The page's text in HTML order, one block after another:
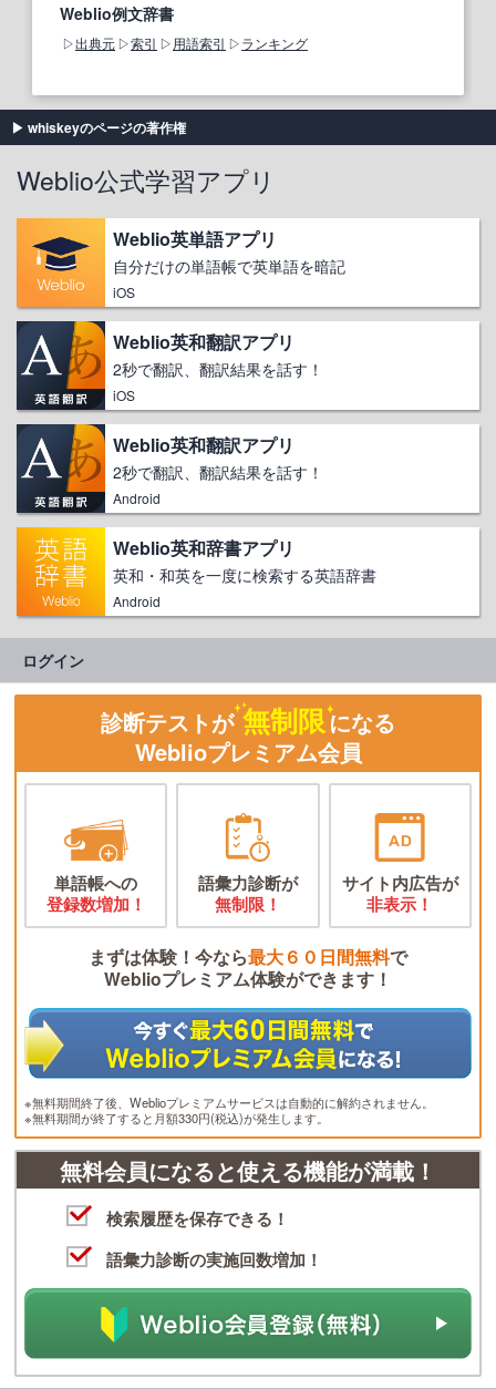
Weblio例文辞書
出典元 索引 用語索引 ランキング
whiskeyのページの著作権
Weblio公式学習アプリ
Weblio英単語アプリ
自分だけの単語帳で英単語を暗記
iOS
Weblio英和翻訳アプリ
2秒で翻訳、翻訳結果を話す！
iOS
Weblio英和翻訳アプリ
2秒で翻訳、翻訳結果を話す！
Android
Weblio英和辞書アプリ
英和・和英を一度に検索する英語辞書
Android
ログイン
診断テストが 無制限になる
Weblioプレミアム会員
単語帳への
登録数増加！
語彙力診断が
無制限！
サイト内広告が
非表示！
まずは体験！今なら最大６０日間無料で
Weblioプレミアム体験ができます！
※無料期間終了後、Weblioプレミアムサービスは自動的に解約されません。
※無料期間が終了すると月額330円(税込)が発生します。
無料会員になると使える機能が満載！
検索履歴を保存できる！
語彙力診断の実施回数増加！